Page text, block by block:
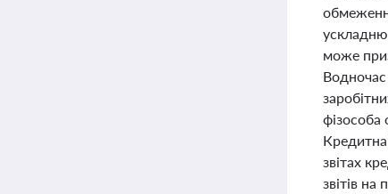
може
фізособа
Кредитна
звітах
звітів